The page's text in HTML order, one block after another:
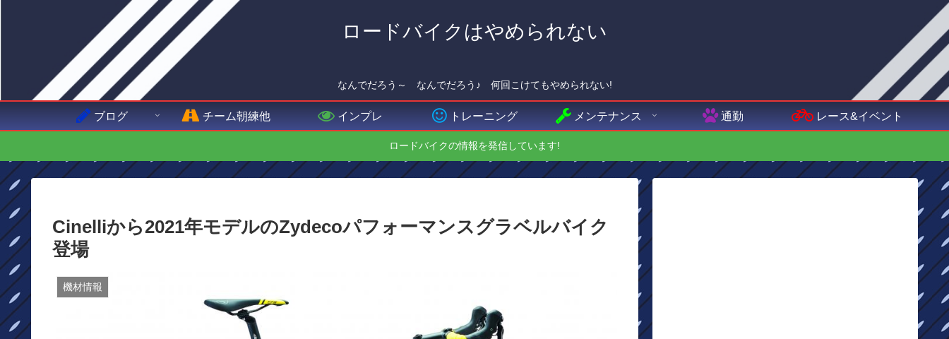
ロードバイクはやめられない
なんでだろう～ なんでだろう♪ 何回こけてもやめられない!
ブログ チーム朝練他 インプレ トレーニング メンテナンス 通勤 レース&イベント
ロードバイクの情報を発信しています!
Cinelliから2021年モデルのZydecoパフォーマンスグラベルバイク
登場
機材情報